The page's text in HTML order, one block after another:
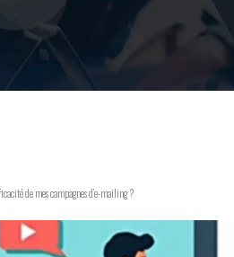
de mes campagnes d’e-mailing ?